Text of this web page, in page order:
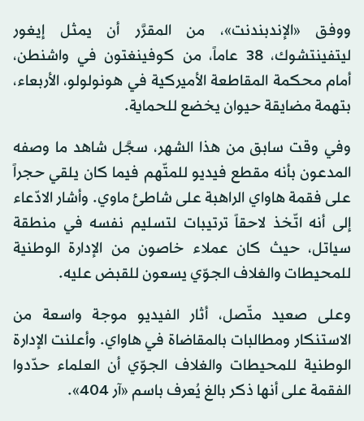
ووفق «الإندبندنت»، من المقرَّر أن يمثل إيغور
ليتفينتشوك، 38 عاماً، من كوفينغتون في واشنطن،
أمام محكمة المقاطعة الأميركية في هونولولو، الأربعاء،
بتهمة مضايقة حيوان يخضع للحماية.
وفي وقت سابق من هذا الشهر، سجَّل شاهد ما وصفه
المدعون بأنه مقطع فيديو للمتّهم فيما كان يلقي حجراً
على فقمة هاواي الراهبة على شاطئ ماوي. وأشار الادّعاء
إلى أنه اتّخذ لاحقاً ترتيبات لتسليم نفسه في منطقة
سياتل، حيث كان عملاء خاصون من الإدارة الوطنية
للمحيطات والغلاف الجوّي يسعون للقبض عليه.
وعلى صعيد متّصل، أثار الفيديو موجة واسعة من
الاستنكار ومطالبات بالمقاضاة في هاواي. وأعلنت الإدارة
الوطنية للمحيطات والغلاف الجوّي أن العلماء حدّدوا
الفقمة على أنها ذكر بالغ يُعرف باسم «آر 404».